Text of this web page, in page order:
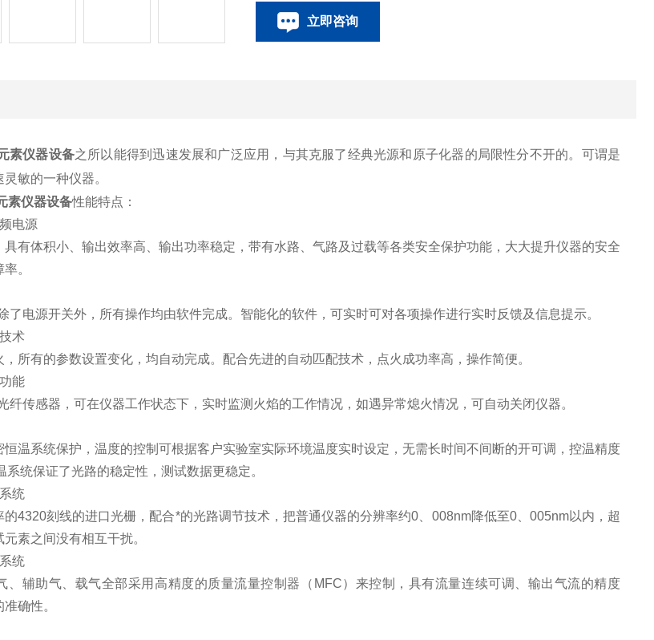
立即咨询
素仪器设备之所以能得到迅速发展和广泛应用，与其克服了经典光源和原子化器的局限性分不开的。可谓是
敏的一种仪器。
素仪器设备性能特点：
电源
有体积小、输出效率高、输出功率稳定，带有水路、气路及过载等各类安全保护功能，大大提升仪器的安全
。
了电源开关外，所有操作均由软件完成。智能化的软件，可实时可对各项操作进行实时反馈及信息提示。
术
所有的参数设置变化，均自动完成。配合先进的自动匹配技术，点火成功率高，操作简便。
能
纤传感器，可在仪器工作状态下，实时监测火焰的工作情况，如遇异常熄火情况，可自动关闭仪器。
温系统保护，温度的控制可根据客户实验室实际环境温度实时设定，无需长时间不间断的开可调，控温精度
统保证了光路的稳定性，测试数据更稳定。
统
4320刻线的进口光栅，配合*的光路调节技术，把普通仪器的分辨率约0、008nm降低至0、005nm以内，超
素之间没有相互干扰。
统
、辅助气、载气全部采用高精度的质量流量控制器（MFC）来控制，具有流量连续可调、输出气流的精度
确性。